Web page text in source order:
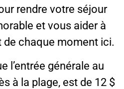
rendre votre séjour
et vous aider à
chaque moment ici.
l’entrée générale au
à la plage, est de 12 $